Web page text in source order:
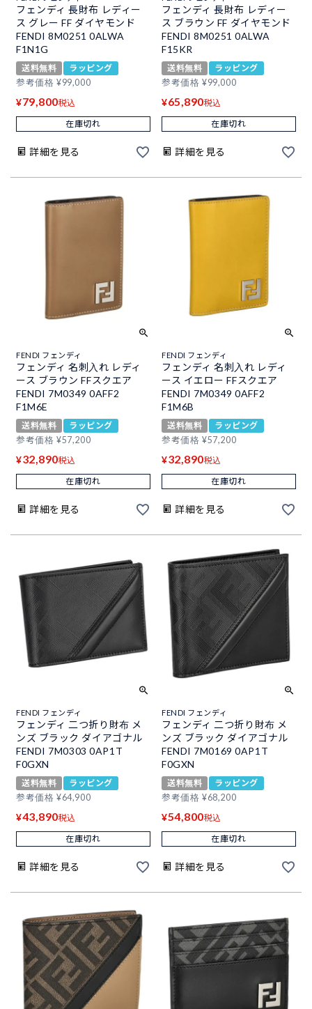
フェンディ 長財布 レディー
ス グレー FF ダイヤモンド
FENDI 8M0251 0ALWA
F1N1G
送料無料
ラッピング
参考価格 ¥99,000
¥79,800税込
在庫切れ
詳細を見る
フェンディ 長財布 レディー
ス ブラウン FF ダイヤモンド
FENDI 8M0251 0ALWA
F15KR
送料無料
ラッピング
参考価格 ¥99,000
¥65,890税込
在庫切れ
詳細を見る
FENDI フェンディ
フェンディ 名刺入れ レディ
ース ブラウン FFスクエア
FENDI 7M0349 0AFF2
F1M6E
送料無料
ラッピング
参考価格 ¥57,200
¥32,890税込
在庫切れ
詳細を見る
FENDI フェンディ
フェンディ 名刺入れ レディ
ース イエロー FFスクエア
FENDI 7M0349 0AFF2
F1M6B
送料無料
ラッピング
参考価格 ¥57,200
¥32,890税込
在庫切れ
詳細を見る
FENDI フェンディ
フェンディ 二つ折り財布 メ
ンズ ブラック ダイアゴナル
FENDI 7M0303 0AP1T
F0GXN
送料無料
ラッピング
参考価格 ¥64,900
¥43,890税込
在庫切れ
詳細を見る
FENDI フェンディ
フェンディ 二つ折り財布 メ
ンズ ブラック ダイアゴナル
FENDI 7M0169 0AP1T
F0GXN
送料無料
ラッピング
参考価格 ¥68,200
¥54,800税込
在庫切れ
詳細を見る